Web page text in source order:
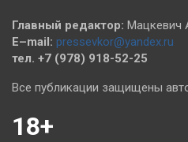
Главный редактор: Мацкевич
E–mail: pressevkor@yandex.ru
тел. +7 (978) 918-52-25
Все публикации защищены
18+